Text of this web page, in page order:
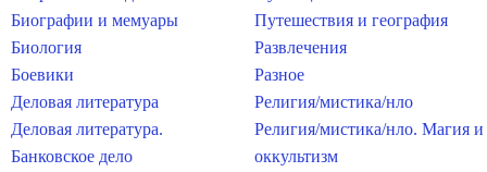
Биографии и мемуары
Биология
Боевики
Деловая литература
Деловая литература.
Банковское дело
Путешествия и география
Развлечения
Разное
Религия/мистика/нло
Религия/мистика/нло. Магия и
оккультизм